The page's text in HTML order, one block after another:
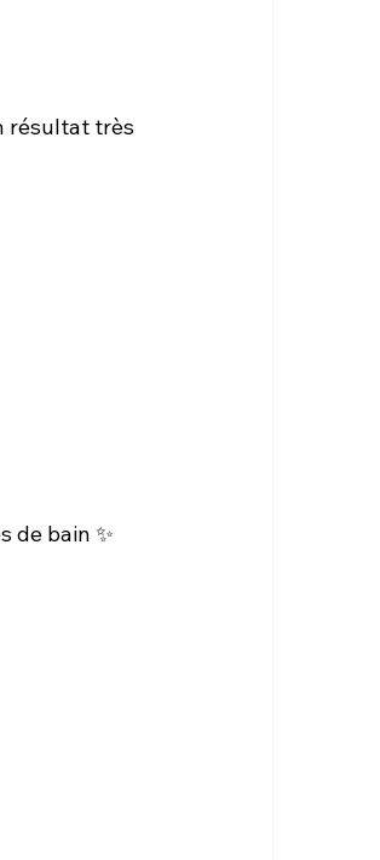
résultat très
de bain ✨